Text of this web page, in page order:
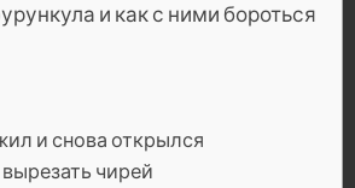
и как с ними бороться
и снова открылся
чирей